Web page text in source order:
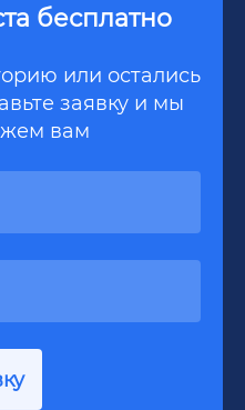
бесплатно
или остались
заявку и мы
вам